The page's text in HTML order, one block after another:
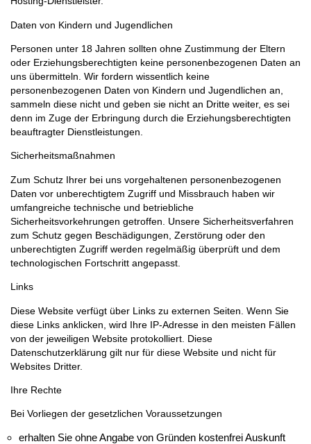
Daten von Kindern und Jugendlichen
Personen unter 18 Jahren sollten ohne Zustimmung der Eltern
oder Erziehungsberechtigten keine personenbezogenen Daten an
uns übermitteln. Wir fordern wissentlich keine
personenbezogenen Daten von Kindern und Jugendlichen an,
sammeln diese nicht und geben sie nicht an Dritte weiter, es sei
denn im Zuge der Erbringung durch die Erziehungsberechtigten
beauftragter Dienstleistungen.
Sicherheitsmaßnahmen
Zum Schutz Ihrer bei uns vorgehaltenen personenbezogenen
Daten vor unberechtigtem Zugriff und Missbrauch haben wir
umfangreiche technische und betriebliche
Sicherheitsvorkehrungen getroffen. Unsere Sicherheitsverfahren
zum Schutz gegen Beschädigungen, Zerstörung oder den
unberechtigten Zugriff werden regelmäßig überprüft und dem
technologischen Fortschritt angepasst.
Links
Diese Website verfügt über Links zu externen Seiten. Wenn Sie
diese Links anklicken, wird Ihre IP-Adresse in den meisten Fällen
von der jeweiligen Website protokolliert. Diese
Datenschutzerklärung gilt nur für diese Website und nicht für
Websites Dritter.
Ihre Rechte
Bei Vorliegen der gesetzlichen Voraussetzungen
erhalten Sie ohne Angabe von Gründen kostenfrei Auskunft